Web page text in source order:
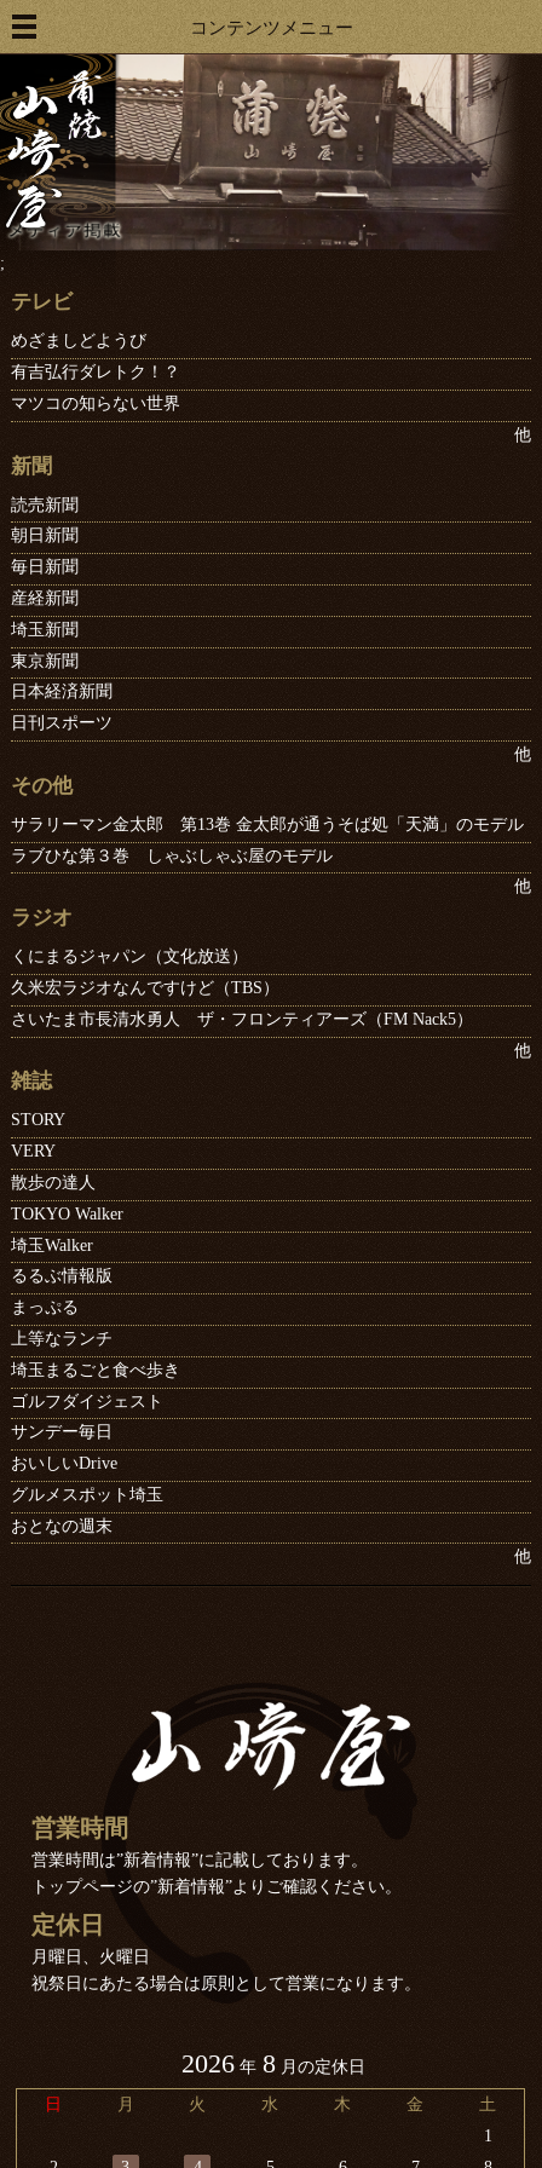
コンテンツメニュー
;
テレビ
めざましどようび
有吉弘行ダレトク！？
マツコの知らない世界
他
新聞
読売新聞
朝日新聞
毎日新聞
産経新聞
埼玉新聞
東京新聞
日本経済新聞
日刊スポーツ
他
その他
サラリーマン金太郎 第13巻 金太郎が通うそば処「天満」のモデル
ラブひな第３巻 しゃぶしゃぶ屋のモデル
他
ラジオ
くにまるジャパン（文化放送）
久米宏ラジオなんですけど（TBS）
さいたま市長清水勇人 ザ・フロンティアーズ（FM Nack5）
他
雑誌
STORY
VERY
散歩の達人
TOKYO Walker
埼玉Walker
るるぶ情報版
まっぷる
上等なランチ
埼玉まるごと食べ歩き
ゴルフダイジェスト
サンデー毎日
おいしいDrive
グルメスポット埼玉
おとなの週末
他
営業時間
営業時間は”新着情報”に記載しております。
トップページの”新着情報”よりご確認ください。
定休日
月曜日、火曜日
祝祭日にあたる場合は原則として営業になります。
2026 年 8 月の定休日
日 月 火 水 木 金
土
1